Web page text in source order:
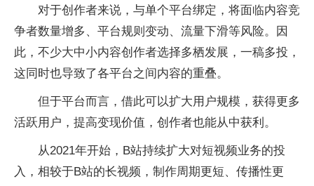
对于创作者来说，与单个平台绑定，将面临内容竞
争者数量增多、平台规则变动、流量下滑等风险。因
此，不少大中小内容创作者选择多栖发展，一稿多投，
这同时也导致了各平台之间内容的重叠。
但于平台而言，借此可以扩大用户规模，获得更多
活跃用户，提高变现价值，创作者也能从中获利。
从2021年开始，B站持续扩大对短视频业务的投
入，相较于B站的长视频，制作周期更短、传播性更